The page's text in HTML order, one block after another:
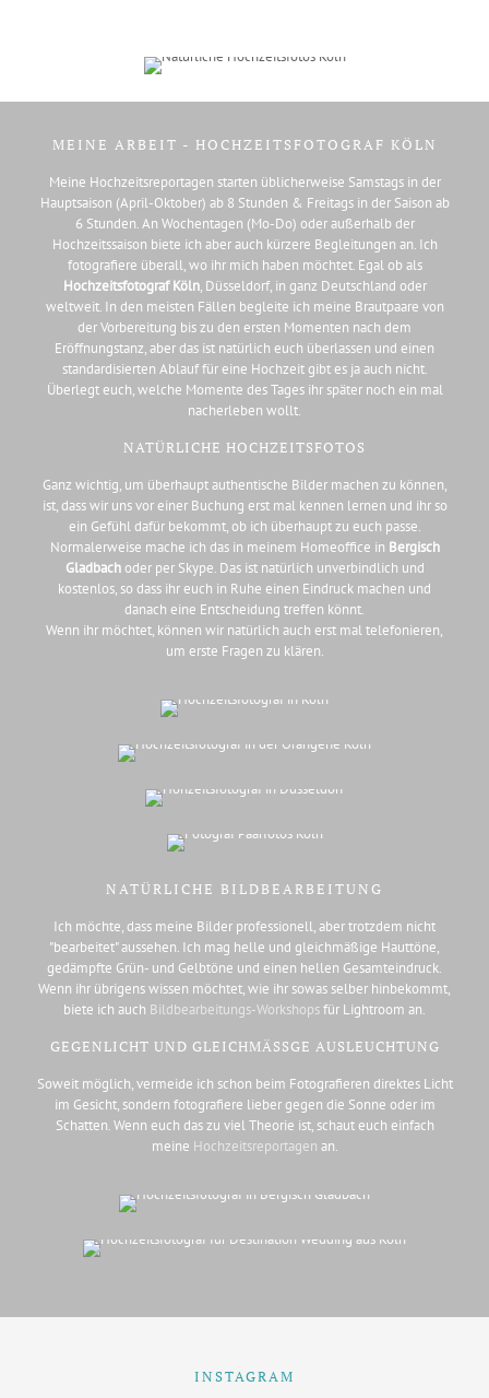
MEINE ARBEIT - HOCHZEITSFOTOGRAF KÖLN
Meine Hochzeitsreportagen starten üblicherweise Samstags in der
Hauptsaison (April-Oktober) ab 8 Stunden & Freitags in der Saison ab
6 Stunden. An Wochentagen (Mo-Do) oder außerhalb der
Hochzeitssaison biete ich aber auch kürzere Begleitungen an. Ich
fotografiere überall, wo ihr mich haben möchtet. Egal ob als
Hochzeitsfotograf Köln, Düsseldorf, in ganz Deutschland oder
weltweit. In den meisten Fällen begleite ich meine Brautpaare von
der Vorbereitung bis zu den ersten Momenten nach dem
Eröffnungstanz, aber das ist natürlich euch überlassen und einen
standardisierten Ablauf für eine Hochzeit gibt es ja auch nicht.
Überlegt euch, welche Momente des Tages ihr später noch ein mal
nacherleben wollt.
NATÜRLICHE HOCHZEITSFOTOS
Ganz wichtig, um überhaupt authentische Bilder machen zu können,
ist, dass wir uns vor einer Buchung erst mal kennen lernen und ihr so
ein Gefühl dafür bekommt, ob ich überhaupt zu euch passe.
Normalerweise mache ich das in meinem Homeoffice in Bergisch
Gladbachoder per Skype. Das ist natürlich unverbindlich und
kostenlos, so dass ihr euch in Ruhe einen Eindruck machen und
danach eine Entscheidung treffen könnt.
Wenn ihr möchtet, können wir natürlich auch erst mal telefonieren,
um erste Fragen zu klären.
NATÜRLICHE BILDBEARBEITUNG
Ich möchte, dass meine Bilder professionell, aber trotzdem nicht
"bearbeitet" aussehen. Ich mag helle und gleichmäßige Hauttöne,
gedämpfte Grün- und Gelbtöne und einen hellen Gesamteindruck.
Wenn ihr übrigens wissen möchtet, wie ihr sowas selber hinbekommt,
biete ich auch Bildbearbeitungs-Workshopsfür Lightroom an.
GEGENLICHT UND GLEICHMÄSSGE AUSLEUCHTUNG
Soweit möglich, vermeide ich schon beim Fotografieren direktes Licht
im Gesicht, sondern fotografiere lieber gegen die Sonne oder im
Schatten. Wenn euch das zu viel Theorie ist, schaut euch einfach
meine Hochzeitsreportagen an.
INSTAGRAM